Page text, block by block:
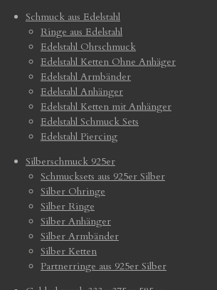
Schmuck aus Edelstahl
Ringe aus Edelstahl
Edelstahl Ohrschmuck
Edelstahl Ketten Ohne Anhäger
Edelstahl Armbänder
Edelstahl Anhänger
Edelstahl Ketten mit Anhänger
Edelstahl Schmuck Sets
Edelstahl Piercing
Silberschmuck 925er
Schmucksets aus 925er Silber
Silber Ohringe
Silber Ringe
Silber Anhänger
Silber Armbänder
Silber Ketten
Partnerringe aus 925er Silber